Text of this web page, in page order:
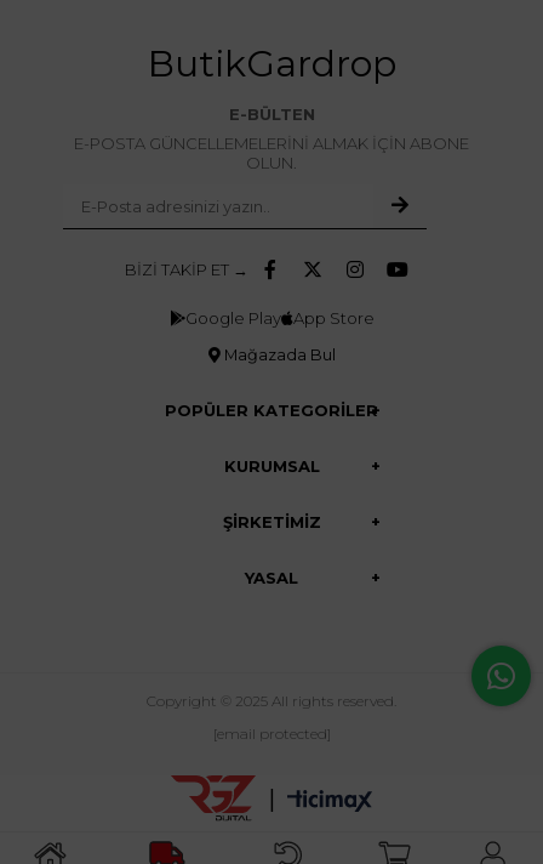
ButikGardrop
E-BÜLTEN
E-POSTA GÜNCELLEMELERİNİ ALMAK İÇİN ABONE
OLUN.
BİZİ TAKİP ET →
Google Play App Store
Mağazada Bul
POPÜLER KATEGORİLER
KURUMSAL
ŞİRKETİMİZ
YASAL
Copyright © 2025 All rights reserved.
[email protected]
|